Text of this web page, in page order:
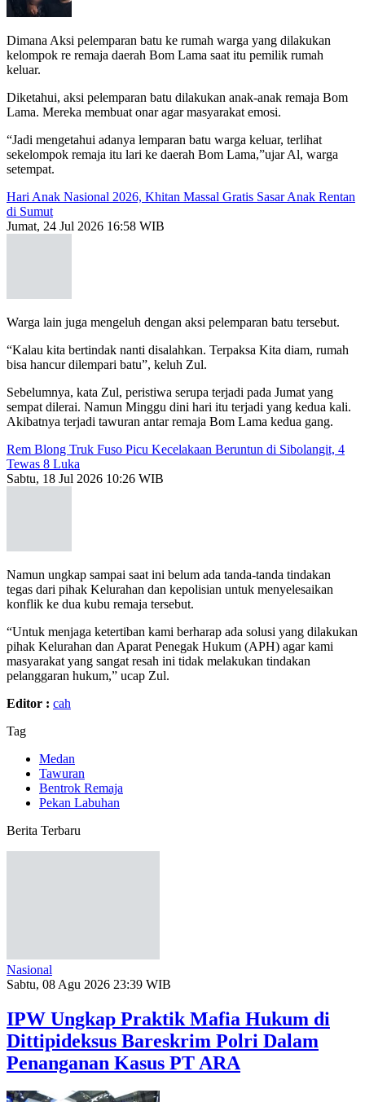
Dimana Aksi pelemparan batu ke rumah warga yang dilakukan
kelompok re remaja daerah Bom Lama saat itu pemilik rumah
keluar.
Diketahui, aksi pelemparan batu dilakukan anak-anak remaja Bom
Lama. Mereka membuat onar agar masyarakat emosi.
“Jadi mengetahui adanya lemparan batu warga keluar, terlihat
sekelompok remaja itu lari ke daerah Bom Lama,”ujar Al, warga
setempat.
Hari Anak Nasional 2026, Khitan Massal Gratis Sasar Anak Rentan
di Sumut
Jumat, 24 Jul 2026 16:58 WIB
Warga lain juga mengeluh dengan aksi pelemparan batu tersebut.
“Kalau kita bertindak nanti disalahkan. Terpaksa Kita diam, rumah
bisa hancur dilempari batu”, keluh Zul.
Sebelumnya, kata Zul, peristiwa serupa terjadi pada Jumat yang
sempat dilerai. Namun Minggu dini hari itu terjadi yang kedua kali.
Akibatnya terjadi tawuran antar remaja Bom Lama kedua gang.
Rem Blong Truk Fuso Picu Kecelakaan Beruntun di Sibolangit, 4
Tewas 8 Luka
Sabtu, 18 Jul 2026 10:26 WIB
Namun ungkap sampai saat ini belum ada tanda-tanda tindakan
tegas dari pihak Kelurahan dan kepolisian untuk menyelesaikan
konflik ke dua kubu remaja tersebut.
“Untuk menjaga ketertiban kami berharap ada solusi yang dilakukan
pihak Kelurahan dan Aparat Penegak Hukum (APH) agar kami
masyarakat yang sangat resah ini tidak melakukan tindakan
pelanggaran hukum,” ucap Zul.
Editor : cah
Tag
Medan
Tawuran
Bentrok Remaja
Pekan Labuhan
Berita Terbaru
Nasional
Sabtu, 08 Agu 2026 23:39 WIB
IPW Ungkap Praktik Mafia Hukum di
Dittipideksus Bareskrim Polri Dalam
Penanganan Kasus PT ARA